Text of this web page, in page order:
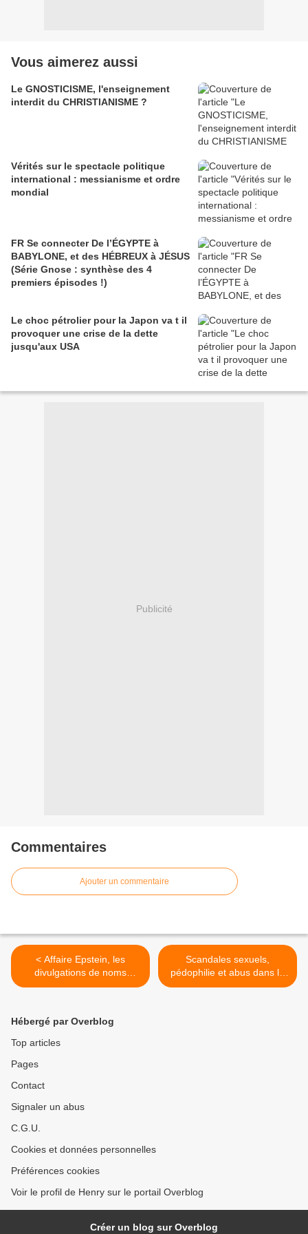
Vous aimerez aussi
Le GNOSTICISME, l'enseignement
interdit du CHRISTIANISME ?
Vérités sur le spectacle politique
international : messianisme et ordre
mondial
FR Se connecter De l’ÉGYPTE à
BABYLONE, et des HÉBREUX à JÉSUS
(Série Gnose : synthèse des 4
premiers épisodes !)
Le choc pétrolier pour la Japon va t il
provoquer une crise de la dette
jusqu'aux USA
Publicité
Commentaires
Ajouter un commentaire
< Affaire Epstein, les
divulgations de noms
commencent à agiter le
Scandales sexuels,
pédophilie et abus dans le
Sport dossier en
Hébergé par Overblog
Top articles
Pages
Contact
Signaler un abus
C.G.U.
Cookies et données personnelles
Préférences cookies
Voir le profil de Henry sur le portail Overblog
Créer un blog sur Overblog